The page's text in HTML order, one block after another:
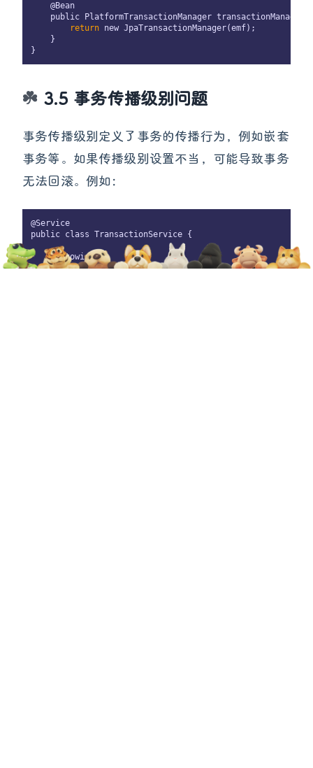
    @Bean
public PlatformTransactionManager
return new JpaTransactionManager(emf);
    }
3.5 事务传播级别问题
事务传播级别定义了事务的传播行为，例如嵌套
事务等。如果传播级别设置不当，可能导致事务
无法回滚。例如：
@Service
public class TransactionService {
    @Autowired
    private TransactionalServiceB transactionalServiceB;